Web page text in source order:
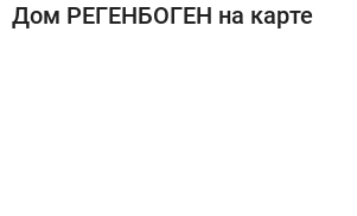
Дом РЕГЕНБОГЕН на карте